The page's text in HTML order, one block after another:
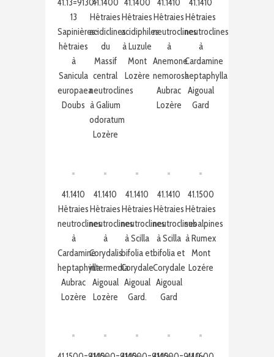
41.13=9130-
13
Sapinières-
hêtraies
à
Sanicula
europaea
Doubs
41.1400
Hêtraies
acidiclines
du
Massif
central
neutroclines
à Galium
odoratum
Lozère
41.1400
Hêtraies
acidiphiles
à Luzule
Mont
Lozère
41.1410
Hêtraies
neutroclines
à
Anemone
nemorosa
Aubrac
Lozère
41.1410
Hêtraies
neutroclines
à
Cardamine
heptaphylla
Aigoual
Gard
41.1410
Hêtraies
neutroclines
à
Cardamine
heptaphylla
Aubrac
Lozère
41.1410
Hêtraies
neutroclines
à
Corydalis
intermedia
Aigoual
Lozère
41.1410
Hêtraies
neutroclines
à Scilla
bifolia et
Corydale
Aigoual
Gard.
41.1410
Hêtraies
neutroclines
à Scilla
bifolia et
Corydale
Aigoual
Gard
41.1500
Hêtraies
subalpines
à Rumex
Mont
Lozére